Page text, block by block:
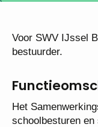
Voor SWV IJssel
bestuurder.
Het
schoolbesturen